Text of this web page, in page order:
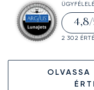
4,8/
2 302
OLVASSA